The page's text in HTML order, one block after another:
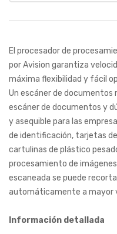
El procesador de
por Avision garantiza
máxima flexibilidad y fácil
Un escáner de documentos
escáner de documentos y
y asequible para las
de identificación, tarjetas
cartulinas de plástico
procesamiento de
escaneada se puede
automáticamente a mayor
Información detallada